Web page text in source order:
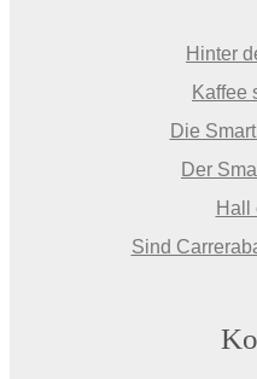
Hinter
Kaffee
Die
Der
Hall
Sind